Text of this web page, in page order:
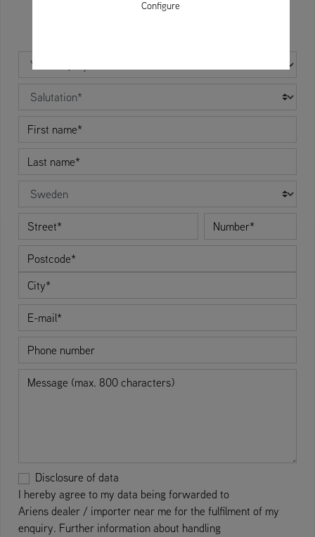
Your enquiry
Salutation
First name
Last name
Country
Street
Number
Postcode
City
E-Mail
Phone number
Message
Disclosure of data
I hereby agree to my data being forwarded to
Ariens dealer / importer near me for the fulfilment of my
enquiry. Further information about handling
Configure